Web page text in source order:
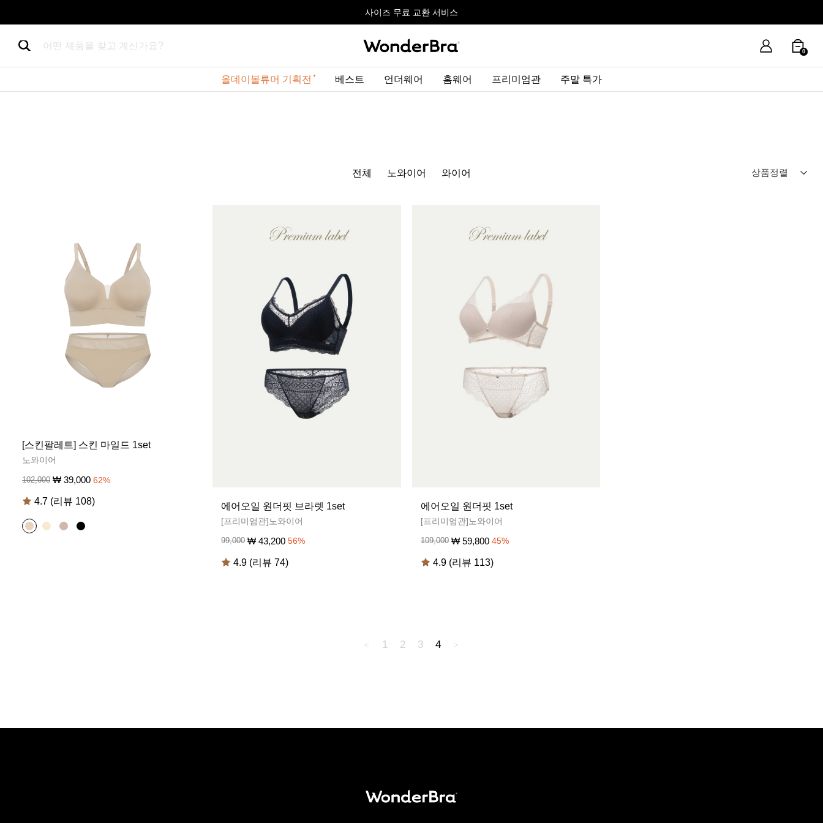
사이즈 무료 교환 서비스
올데이볼류머 기획전최대 10% 할인 쿠폰 + 사은품 증정
사이즈 무료 교환 서비스
올데이볼류머 기획전
어떤 제품을 찾고 계신가요?
0
올데이볼류머 기획전 베스트 언더웨어 홈웨어 프리미엄관 주말 특가
전체 노와이어 와이어
[스킨팔레트] 스킨 마일드 1set
노와이어
102,000 ₩ 39,000 62%
4.7 (리뷰 108) 에어오일 원더핏 브라렛 1set
[프리미엄관]노와이어
99,000 ₩43,200 56%
4.9 (리뷰 74)
에어오일 원더핏 1set
[프리미엄관]노와이어
109,000 ₩ 59,800 45%
4.9 (리뷰 113)
1 2 3 4